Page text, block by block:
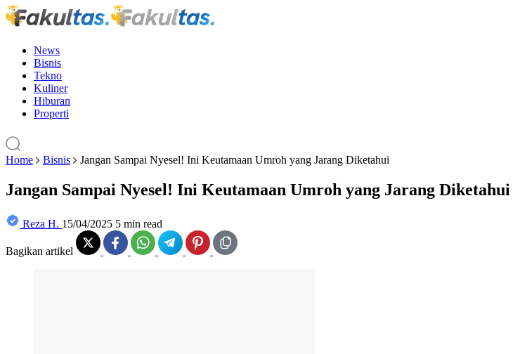
News
Bisnis
Tekno
Kuliner
Hiburan
Properti
Home Bisnis Jangan Sampai Nyesel! Ini Keutamaan Umroh yang Jarang Diketahui
Jangan Sampai Nyesel! Ini Keutamaan Umroh yang Jarang Diketahui
Reza H. 15/04/2025 5 min read
Bagikan artikel